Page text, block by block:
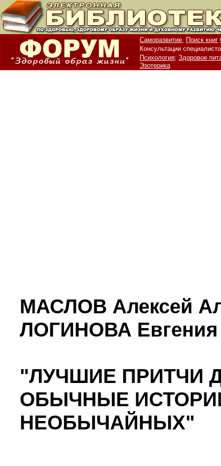
Саморазвитие, Поиск книг
Консультации
Психология; Здоровое
Эзотерика
МАСЛОВ Алексей
ЛОГИНОВА Евгения
"ЛУЧШИЕ ПРИТЧИ
ОБЫЧНЫЕ
НЕОБЫЧАЙНЫХ"